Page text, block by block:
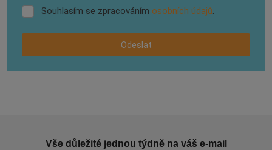
Souhlasím
zpracováním
Souhlasím se zpracováním osobních údajů.
Odeslat
Vše důležité jednou týdně na váš e-mail